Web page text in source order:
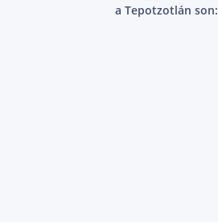
a Tepotzotlán son: